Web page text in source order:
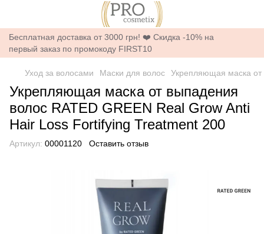
Бесплатная доставка от 3000 грн! ❤️ Скидка -10% на
первый заказ по промокоду FIRST10
Уход за волосами Маски для волос Укрепляющая маска от
Укрепляющая маска от выпадения
волос RATED GREEN Real Grow Anti
Hair Loss Fortifying Treatment 200
Артикул: 00001120 Оставить отзыв